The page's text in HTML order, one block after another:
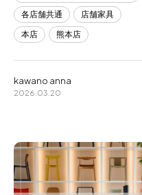
各店舗共通
店舗家具
本店
熊本店
kawano anna
2026.03.20